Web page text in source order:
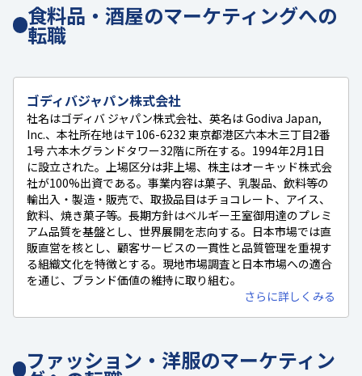
食料品・酒屋のマーケティングへの
転職
ゴディバジャパン株式会社
社名はゴディバ ジャパン株式会社、英名は Godiva Japan,
Inc.、本社所在地は〒106-6232 東京都港区六本木三丁目2番
1号 六本木グランドタワー32階に所在する。1994年2月1日
に設立された。上場区分は非上場、株主はオーキッド株式会
社が100%出資である。事業内容は菓子、乳製品、飲料等の
輸出入・製造・販売で、取扱品目はチョコレート、アイス、
飲料、焼き菓子等。長期方針はベルギー王室御用達のプレミ
アム品質を基盤とし、世界展開を志向する。日本市場では直
販直営を核とし、顧客サービスの一貫性と品質管理を重視す
る組織文化を特徴とする。現地市場調査と日本市場への適合
を通じ、ブランド価値の維持に取り組む。
さらに詳しくみる
ファッション・洋服のマーケティン